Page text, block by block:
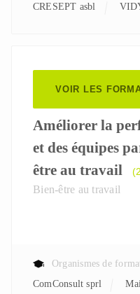
CRESEPT asbl
VOIR LES
Améliorer la
et des équipes
être au travail
Bien-être au travail
Organismes de
ComConsult sprl